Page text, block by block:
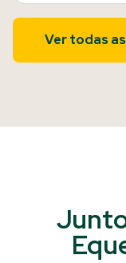
Ver todas